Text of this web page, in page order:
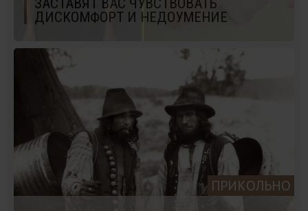
ЗАСТАВЯТ ВАС ЧУВСТВОВАТЬ
ДИСКОМФОРТ И НЕДОУМЕНИЕ
ПРИКОЛЬНО